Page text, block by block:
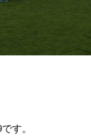
す。